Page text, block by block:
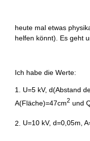
heute mal etwas
helfen könnt). Es geht
Ich habe die Werte:
1. U=5 kV, d(Abstand
A(Fläche)=47cm2 und
2. U=10 kV, d=0,05m,